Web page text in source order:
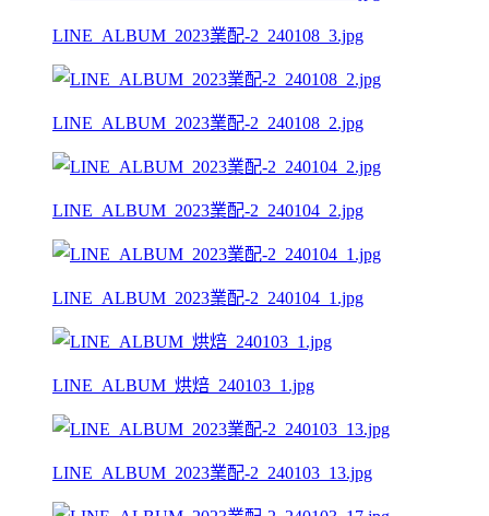
LINE_ALBUM_2023業配-2_240108_3.jpg
LINE_ALBUM_2023業配-2_240108_2.jpg
LINE_ALBUM_2023業配-2_240104_2.jpg
LINE_ALBUM_2023業配-2_240104_1.jpg
LINE_ALBUM_烘焙_240103_1.jpg
LINE_ALBUM_2023業配-2_240103_13.jpg